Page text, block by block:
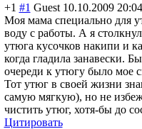
+1 #1 Guest 10.10.2009 20:04
Моя мама специально для
воду с работы. А я
утюга кусочков накипи и
когда гладила занавески.
очереди к утюгу было мое
Тот утюг в своей жизни
самую мягкую), но не
чистить утюг, хотя-бы до
Цитировать